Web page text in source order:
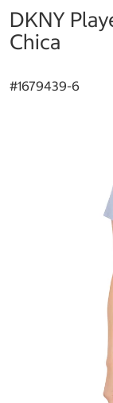
DKNY
Chica
#1679439-6